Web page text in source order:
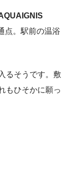
点。駅前の温浴
るそうです。敷
もひそかに願っ